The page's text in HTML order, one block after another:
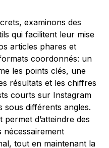
examinons des
qui facilitent leur mise
articles phares et
coordonnés: un
les points clés, une
résultats et les chiffres
courts sur Instagram
sous différents angles.
d’atteindre des
nécessairement
tout en maintenant la